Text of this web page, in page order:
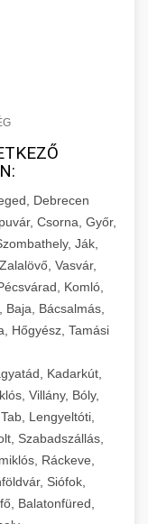
Debrecen
Csorna, Győr,
Ják,
Vasvár,
Komló,
Bácsalmás,
Hőgyész, Tamási
Kadarkút,
Villány, Bóly,
Lengyeltóti,
Szabadszállás,
Ráckeve,
Siófok,
Balatonfüred,